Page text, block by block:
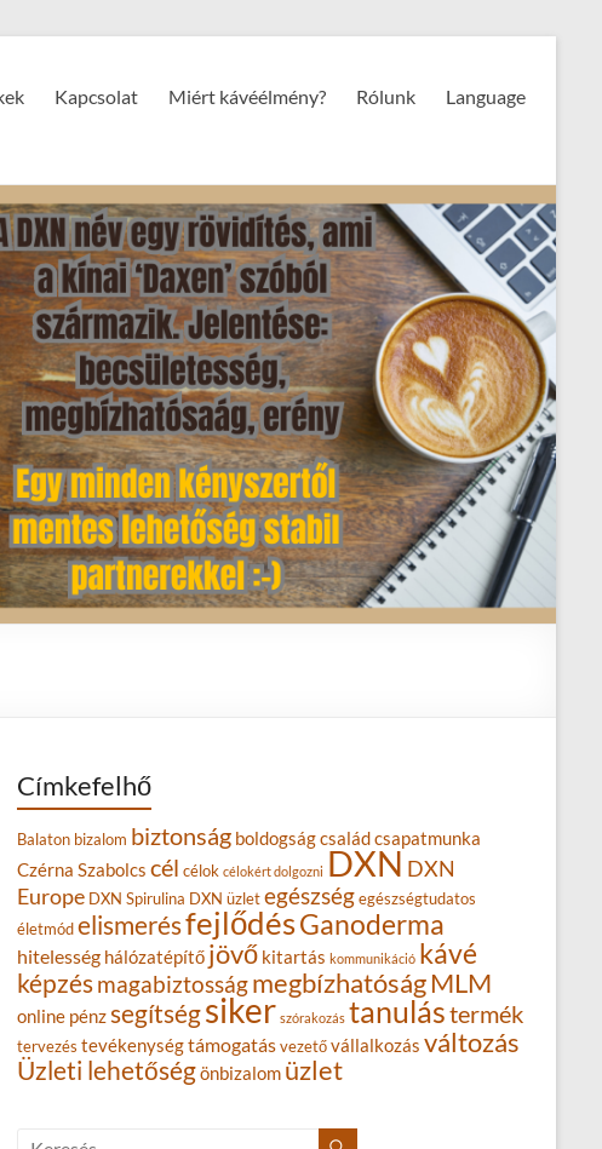
Kapcsolat Miért kávéélmény? Rólunk Language
Címkefelhő
Balaton bizalom biztonság boldogságcsaládcsapatmunka
Czérna Szabolcs cél célok célokért dolgozni DXNDXN
Europe DXN Spirulina DXN üzletegészségegészségtudatos
életmódelismerésfejlődésGanoderma
hitelesség hálózatépítő jövő kitartás kommunikáció kávé
képzésmagabiztosságmegbízhatóságMLM
online pénzsegítségsiker szórakozás tanulástermék
tervezés tevékenységtámogatásvezetővállalkozás változás
Üzleti lehetőségönbizalom üzlet